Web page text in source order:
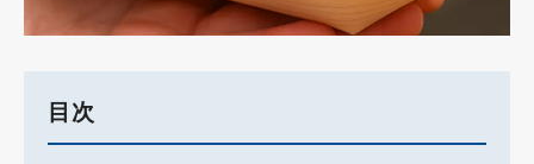
目次